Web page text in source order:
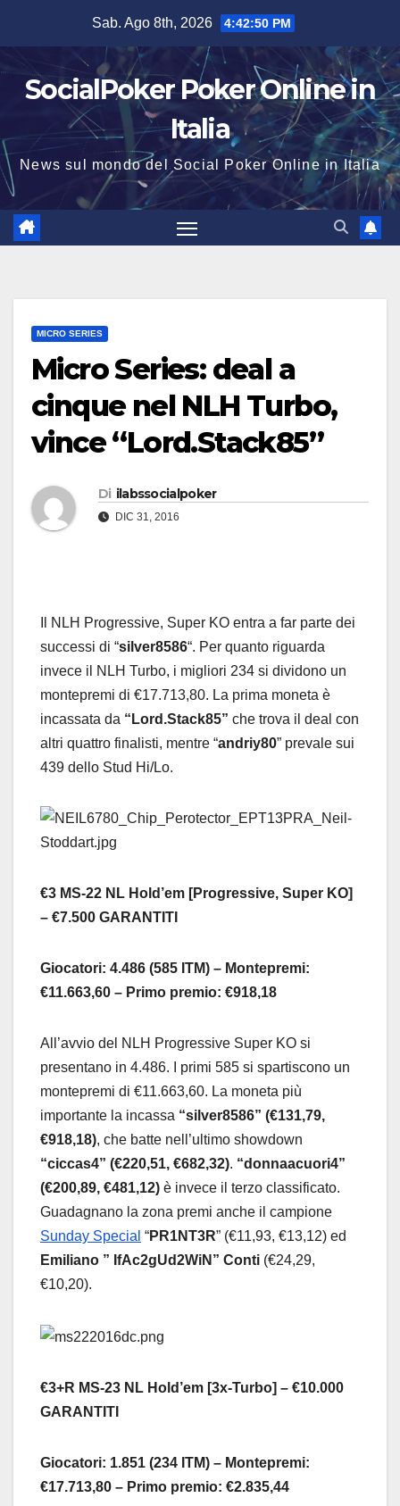
contenuto
Sab. Ago 8th, 2026 4:42:50 PM
SocialPoker Poker Online in
Italia
News sul mondo del Social Poker Online in Italia
MICRO SERIES
Micro Series: deal a
cinque nel NLH Turbo,
vince “Lord.Stack85”
Di ilabssocialpoker
DIC 31, 2016
Il NLH Progressive, Super KO entra a far parte dei
successi di “silver8586“. Per quanto riguarda
invece il NLH Turbo, i migliori 234 si dividono un
montepremi di €17.713,80. La prima moneta è
incassata da “Lord.Stack85” che trova il deal con
altri quattro finalisti, mentre “andriy80” prevale sui
439 dello Stud Hi/Lo.
€3 MS-22 NL Hold’em [Progressive, Super KO]
– €7.500 GARANTITI
Giocatori: 4.486 (585 ITM) – Montepremi:
€11.663,60 – Primo premio: €918,18
All’avvio del NLH Progressive Super KO si
presentano in 4.486. I primi 585 si spartiscono un
montepremi di €11.663,60. La moneta più
importante la incassa “silver8586” (€131,79,
€918,18), che batte nell’ultimo showdown
“ciccas4” (€220,51, €682,32). “donnaacuori4”
(€200,89, €481,12) è invece il terzo classificato.
Guadagnano la zona premi anche il campione
Sunday Special “PR1NT3R” (€11,93, €13,12) ed
Emiliano ” IfAc2gUd2WiN” Conti (€24,29,
€10,20).
€3+R MS-23 NL Hold’em [3x-Turbo] – €10.000
GARANTITI
Giocatori: 1.851 (234 ITM) – Montepremi:
€17.713,80 – Primo premio: €2.835,44